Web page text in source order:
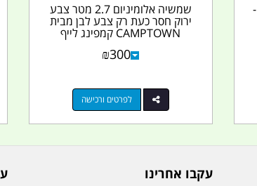
שמשיה 1.8 מטר צבע כחול ולבן ­ שמשיה אלומיניום 2.7 מטר ­צבע
ירוק חסר כעת רק צבע לבן מבית
CAMPTOWN קמפינג לייף
₪300
לפרטים ורכישה
עקבו אחרינו